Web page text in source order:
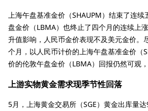
上海午盘基准金价（SHAUPM）结束了连续
盘金价（LBMA）也终止了四个月的连续上
升值影响，人民币金价表现不及美元金价。
个月，以人民币计价的上海午盘基准金价（
价的伦敦午盘金价（LBMA）回报仍然可观
上游实物黄金需求现季节性回落
5月，上海黄金交易所（SGE）黄金出库量